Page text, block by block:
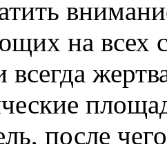
на всех
всегда
после